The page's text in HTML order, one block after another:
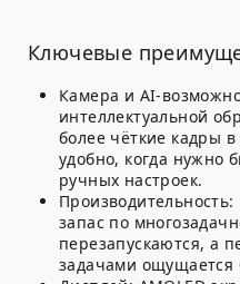
Ключевые
Камера и AI-
интеллектуальной
более чёткие кадры
удобно, когда нужно
ручных настроек.
Производительность:
запас по
перезапускаются, а
задачами ощущается